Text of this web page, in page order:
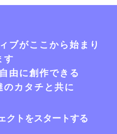
ブがここから始まり
す
由に創作できる
カタチと共に
クトをスタートする